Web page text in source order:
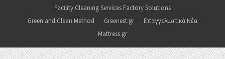
Facility Cleaning Services Factory Solutions
Green and Clean Method
Greenest.gr
Επαγγελματικά Νέα
Mattress.gr